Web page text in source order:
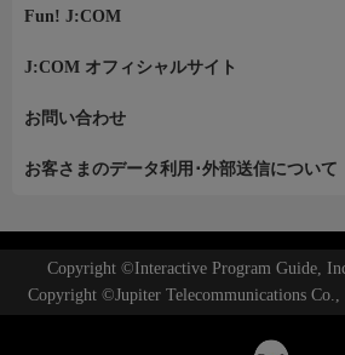
Fun! J:COM
J:COM オフィシャルサイト
お問い合わせ
お客さまのデータ利用･外部送信について
Copyright ©Interactive Program Guide,
Copyright ©Jupiter Telecommunications Co.,